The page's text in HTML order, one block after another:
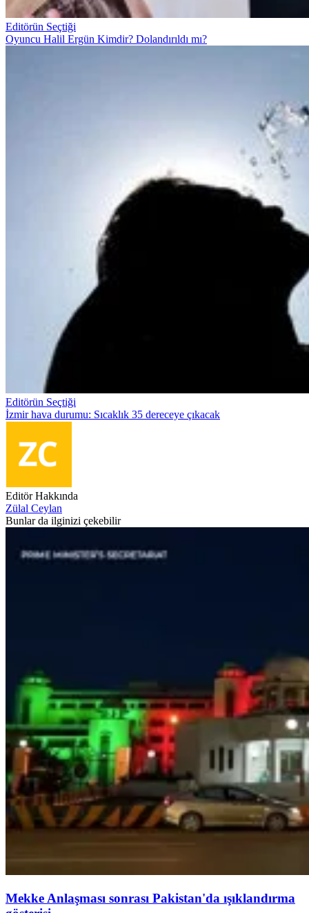
Editörün Seçtiği
Oyuncu Halil Ergün Kimdir? Dolandırıldı mı?
Editörün Seçtiği
İzmir hava durumu: Sıcaklık 35 dereceye çıkacak
Editör Hakkında
Zülal Ceylan
Bunlar da ilginizi çekebilir
Mekke Anlaşması sonrası Pakistan'da ışıklandırma